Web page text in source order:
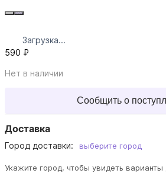
Загрузка...
590 ₽
Нет в наличии
Сообщить о
Доставка
Город доставки: выберите город
Укажите город, чтобы увидеть варианты